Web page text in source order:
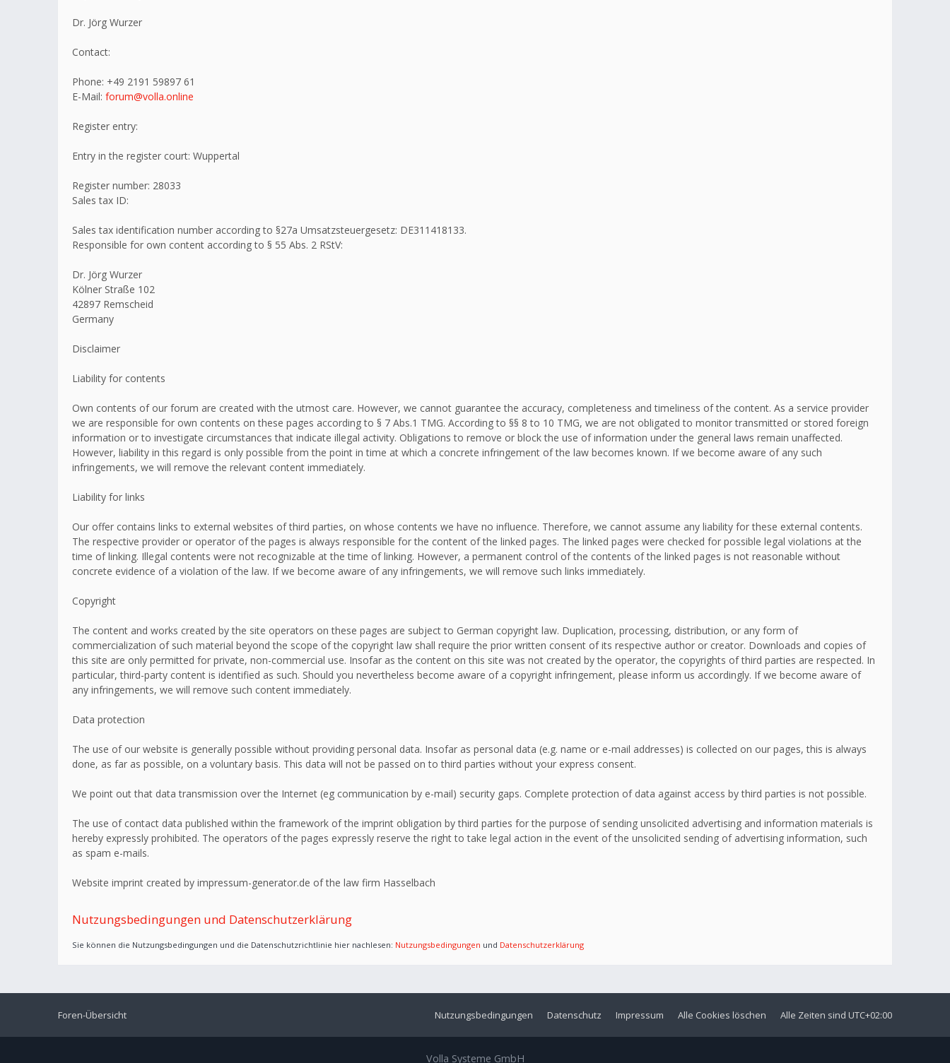
Dr. Jörg Wurzer
Contact:
Phone: +49 2191 59897 61
E-Mail: forum@volla.online
Register entry:
Entry in the register court: Wuppertal
Register number: 28033
Sales tax ID:
Sales tax identification number according to §27a Umsatzsteuergesetz: DE311418133.
Responsible for own content according to § 55 Abs. 2 RStV:
Dr. Jörg Wurzer
Kölner Straße 102
42897 Remscheid
Germany
Disclaimer
Liability for contents
Own contents of our forum are created with the utmost care. However, we cannot guarantee the accuracy, completeness and timeliness of the content. As a service provider
we are responsible for own contents on these pages according to § 7 Abs.1 TMG. According to §§ 8 to 10 TMG, we are not obligated to monitor transmitted or stored foreign
information or to investigate circumstances that indicate illegal activity. Obligations to remove or block the use of information under the general laws remain unaffected.
However, liability in this regard is only possible from the point in time at which a concrete infringement of the law becomes known. If we become aware of any such
infringements, we will remove the relevant content immediately.
Liability for links
Our offer contains links to external websites of third parties, on whose contents we have no influence. Therefore, we cannot assume any liability for these external contents.
The respective provider or operator of the pages is always responsible for the content of the linked pages. The linked pages were checked for possible legal violations at the
time of linking. Illegal contents were not recognizable at the time of linking. However, a permanent control of the contents of the linked pages is not reasonable without
concrete evidence of a violation of the law. If we become aware of any infringements, we will remove such links immediately.
Copyright
The content and works created by the site operators on these pages are subject to German copyright law. Duplication, processing, distribution, or any form of
commercialization of such material beyond the scope of the copyright law shall require the prior written consent of its respective author or creator. Downloads and copies of
this site are only permitted for private, non-commercial use. Insofar as the content on this site was not created by the operator, the copyrights of third parties are respected. In
particular, third-party content is identified as such. Should you nevertheless become aware of a copyright infringement, please inform us accordingly. If we become aware of
any infringements, we will remove such content immediately.
Data protection
The use of our website is generally possible without providing personal data. Insofar as personal data (e.g. name or e-mail addresses) is collected on our pages, this is always
done, as far as possible, on a voluntary basis. This data will not be passed on to third parties without your express consent.
We point out that data transmission over the Internet (eg communication by e-mail) security gaps. Complete protection of data against access by third parties is not possible.
The use of contact data published within the framework of the imprint obligation by third parties for the purpose of sending unsolicited advertising and information materials is
hereby expressly prohibited. The operators of the pages expressly reserve the right to take legal action in the event of the unsolicited sending of advertising information, such
as spam e-mails.
Website imprint created by impressum-generator.de of the law firm Hasselbach
Nutzungsbedingungen und Datenschutzerklärung
Sie können die Nutzungsbedingungen und die Datenschutzrichtlinie hier nachlesen: Nutzungsbedingungen und Datenschutzerklärung
Foren-Übersicht Alle Zeiten sind UTC+02:00
Alle Cookies löschen
Impressum
Datenschutz
Nutzungsbedingungen
Volla Systeme GmbH